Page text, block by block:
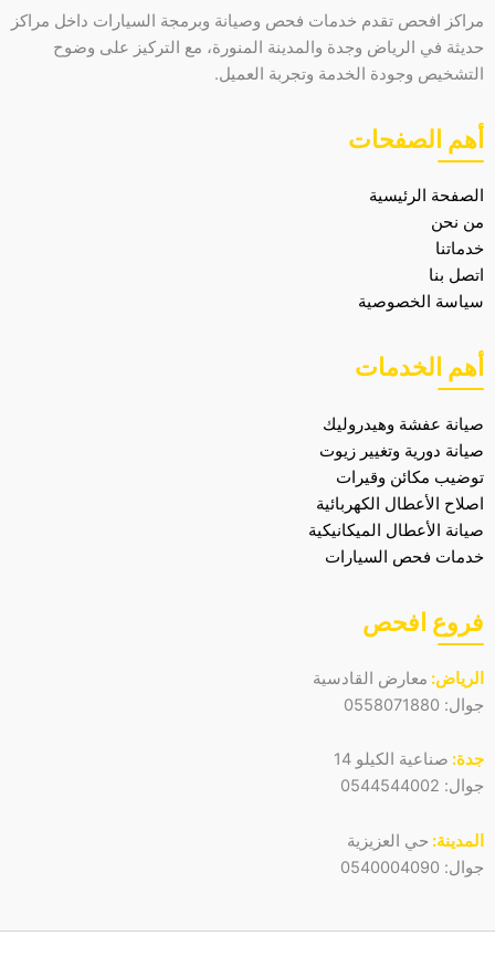
مراكز افحص تقدم خدمات فحص وصيانة وبرمجة السيارات داخل مراكز
حديثة في الرياض وجدة والمدينة المنورة، مع التركيز على وضوح
التشخيص وجودة الخدمة وتجربة العميل.
أهم الصفحات
الصفحة الرئيسية
من نحن
خدماتنا
اتصل بنا
سياسة الخصوصية
أهم الخدمات
صيانة عفشة وهيدروليك
صيانة دورية وتغيير زيوت
توضيب مكائن وقيرات
اصلاح الأعطال الكهربائية
صيانة الأعطال الميكانيكية
خدمات فحص السيارات
فروع افحص
الرياض: معارض القادسية
جوال: 0558071880
جدة: صناعية الكيلو 14
جوال: 0544544002
المدينة: حي العزيزية
جوال: 0540004090